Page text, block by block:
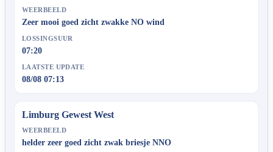
WEERBEELD
Zeer mooi goed zicht zwakke NO wind
LOSSINGSUUR
07:20
LAATSTE UPDATE
08/08 07:13
Limburg Gewest West
WEERBEELD
helder zeer goed zicht zwak briesje NNO